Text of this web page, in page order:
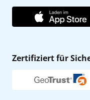
Affiliateprogramm
Verhaltens- &
Newsletter
AIDA Club
AIDA App
Zertifiziert für